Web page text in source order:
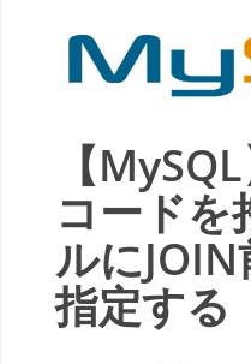
【
コードを
ルに
指定する